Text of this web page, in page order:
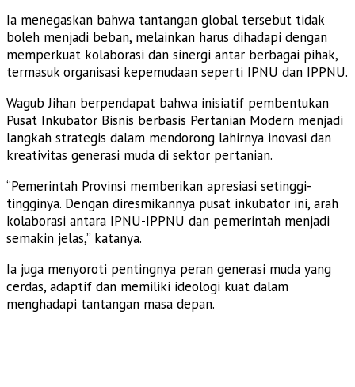
Ia menegaskan bahwa tantangan global tersebut tidak
boleh menjadi beban, melainkan harus dihadapi dengan
memperkuat kolaborasi dan sinergi antar berbagai pihak,
termasuk organisasi kepemudaan seperti IPNU dan IPPNU.
Wagub Jihan berpendapat bahwa inisiatif pembentukan
Pusat Inkubator Bisnis berbasis Pertanian Modern menjadi
langkah strategis dalam mendorong lahirnya inovasi dan
kreativitas generasi muda di sektor pertanian.
“Pemerintah Provinsi memberikan apresiasi setinggi-
tingginya. Dengan diresmikannya pusat inkubator ini, arah
kolaborasi antara IPNU-IPPNU dan pemerintah menjadi
semakin jelas,” katanya.
Ia juga menyoroti pentingnya peran generasi muda yang
cerdas, adaptif dan memiliki ideologi kuat dalam
menghadapi tantangan masa depan.